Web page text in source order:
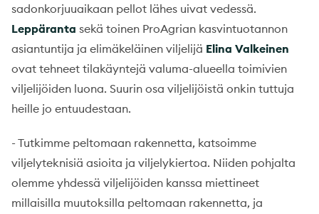
sadonkorjuuaikaan pellot lähes uivat vedessä.
Leppäranta sekä toinen ProAgrian kasvintuotannon
asiantuntija ja elimäkeläinen viljelijä Elina Valkeinen
ovat tehneet tilakäyntejä valuma-alueella toimivien
viljelijöiden luona. Suurin osa viljelijöistä onkin tuttuja
heille jo entuudestaan.
- Tutkimme peltomaan rakennetta, katsoimme
viljelyteknisiä asioita ja viljelykiertoa. Niiden pohjalta
olemme yhdessä viljelijöiden kanssa miettineet
millaisilla muutoksilla peltomaan rakennetta, ja